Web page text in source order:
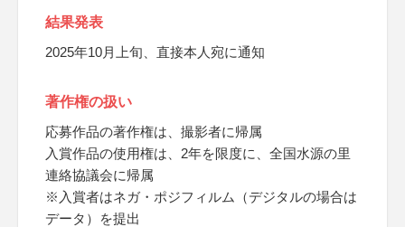
結果発表
2025年10月上旬、直接本人宛に通知
著作権の扱い
応募作品の著作権は、撮影者に帰属
入賞作品の使用権は、2年を限度に、全国水源の里
連絡協議会に帰属
※入賞者はネガ・ポジフィルム（デジタルの場合は
データ）を提出